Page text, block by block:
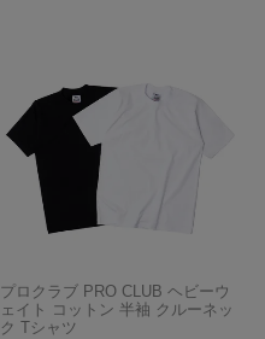
プロクラブ PRO CLUB ヘビーウ
ェイト コットン 半袖 クルーネッ
ク Tシャツ